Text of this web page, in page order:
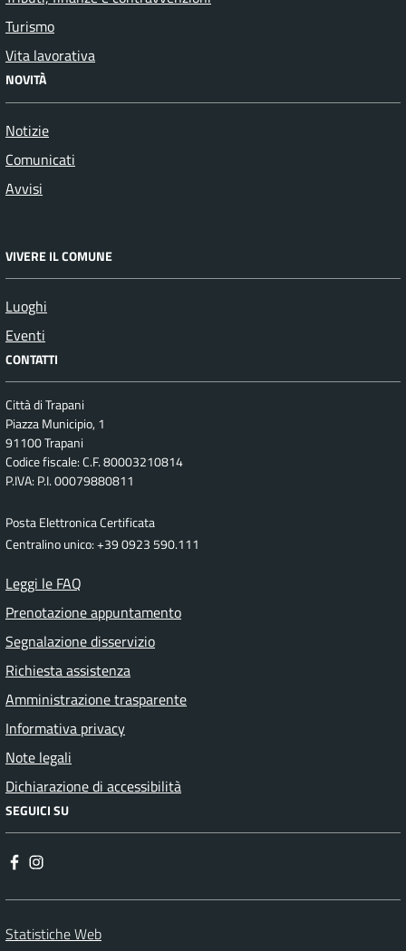
Turismo
Vita lavorativa
NOVITÀ
Notizie
Comunicati
Avvisi
VIVERE IL COMUNE
Luoghi
Eventi
CONTATTI
Città di Trapani
Piazza Municipio, 1
91100 Trapani
Codice fiscale: C.F. 80003210814
P.IVA: P.I. 00079880811
Posta Elettronica Certificata
Centralino unico: +39 0923 590.111
Leggi le FAQ
Prenotazione appuntamento
Segnalazione disservizio
Richiesta assistenza
Amministrazione trasparente
Informativa privacy
Note legali
Dichiarazione di accessibilità
SEGUICI SU
Statistiche Web